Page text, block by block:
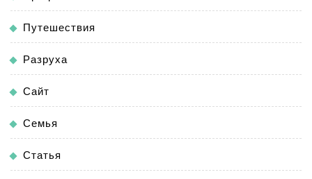
Путешествия
Разруха
Сайт
Семья
Статья